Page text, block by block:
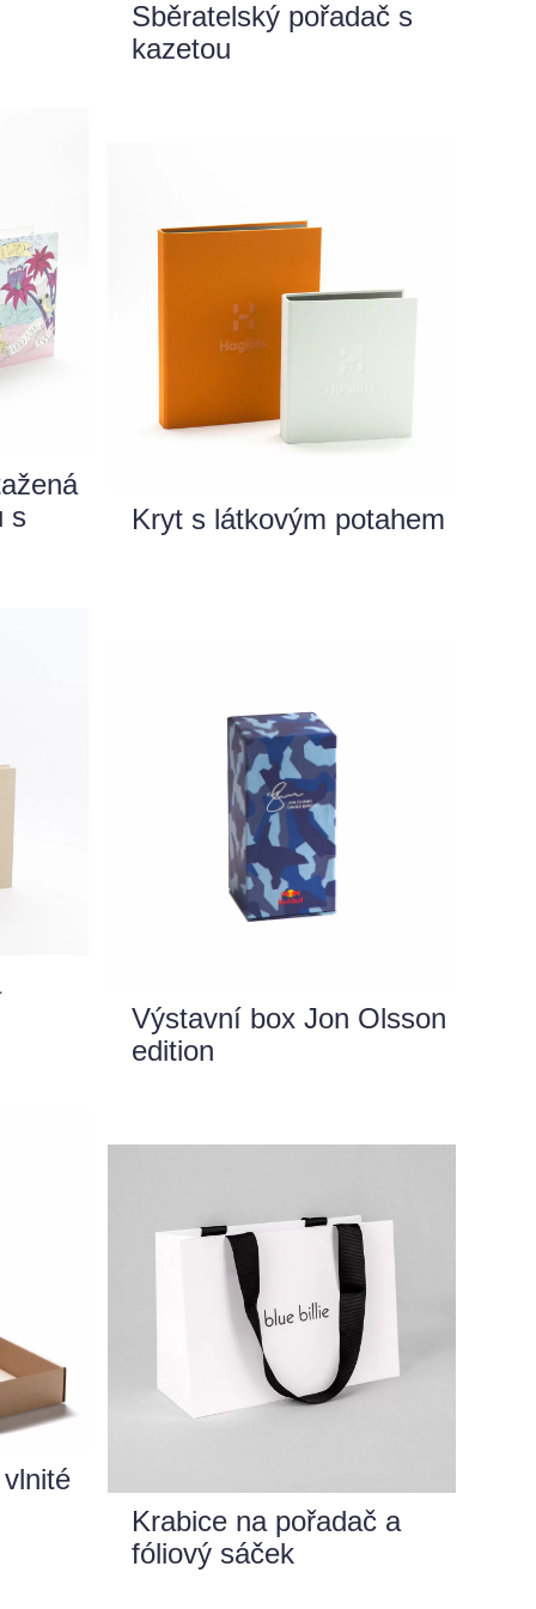
Sběratelský pořadač s
kazetou
s
Kryt s látkovým potahem
Výstavní box Jon Olsson
edition
Krabice na pořadač a
fóliový sáček